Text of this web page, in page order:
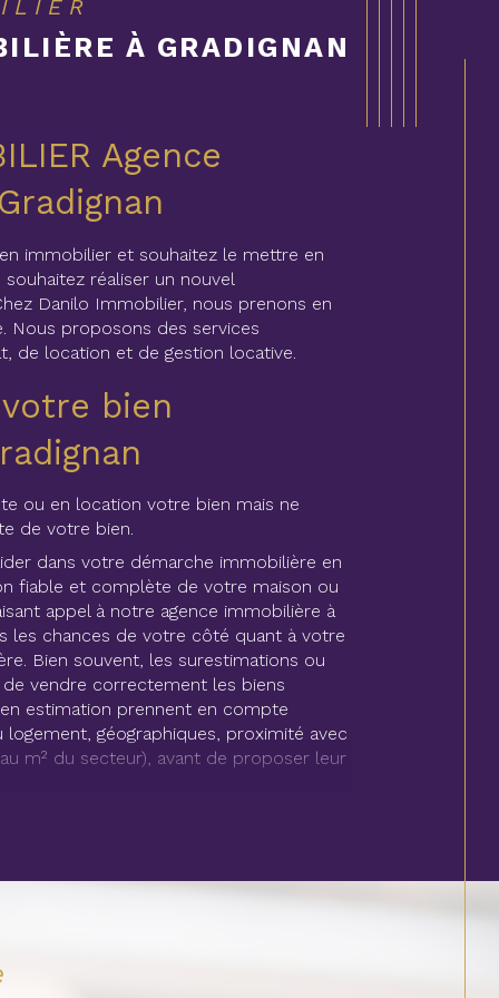
À GRADIGNAN
Agence
immobilier et souhaitez le mettre en
réaliser un nouvel
Danilo Immobilier, nous prenons en
Nous proposons des services
de location et de gestion locative.
bien
ou en location votre bien mais ne
de votre bien.
dans votre démarche immobilière en
fiable et complète de votre maison ou
appel à notre agence immobilière à
les chances de votre côté quant à votre
Bien souvent, les surestimations ou
vendre correctement les biens
estimation prennent en compte
géographiques, proximité avec
m² du secteur), avant de proposer leur
site une sélection de biens